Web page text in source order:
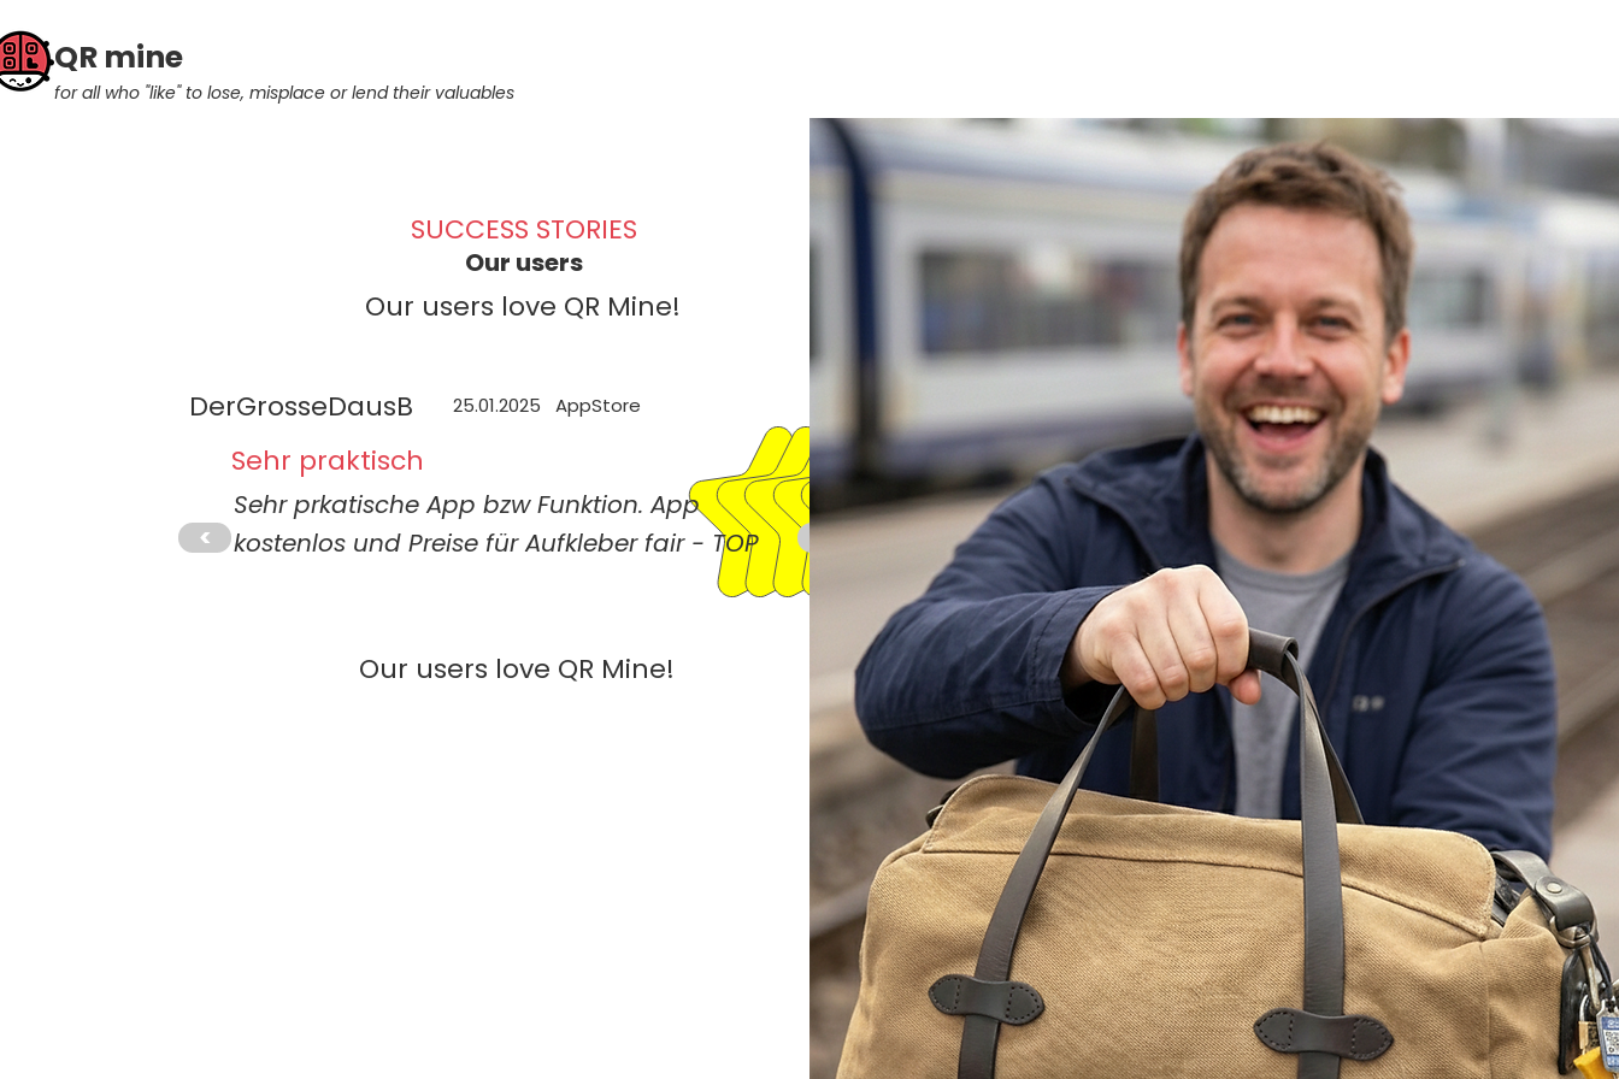
QR mine
for all who "like" to lose, misplace or lend their valuables
SUCCESS STORIES
Our users
Our users love QR Mine!
DerGrosseDausB 25.01.2025 AppStore
Sehr praktisch
<
Sehr prkatische App bzw Funktion. App
kostenlos und Preise für Aufkleber fair - TOP
>
Our users love QR Mine!